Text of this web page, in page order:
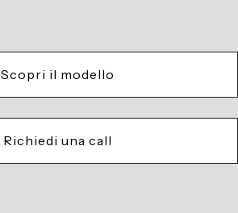
Scopri il modello
Richiedi una call